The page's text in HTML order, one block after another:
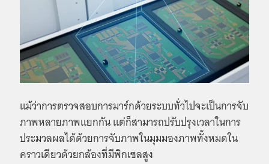
แม้ว่าการตรวจสอบการมาร์กด้วยระบบทั่วไปจะเป็นการจับ
ภาพหลายภาพแยกกัน แต่ก็สามารถปรับปรุงเวลาในการ
ประมวลผลได้ด้วยการจับภาพในมุมมองภาพทั้งหมดใน
คราวเดียวด้วยกล้องที่มีพิกเซลสูง